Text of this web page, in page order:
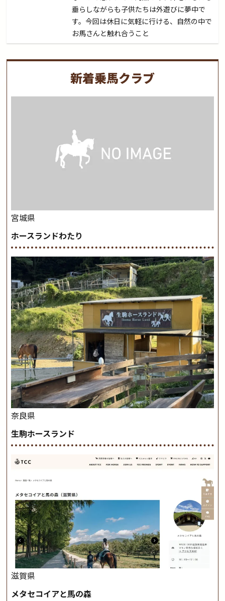
垂らしながらも子供たちは外遊びに夢中で
す。今回は休日に気軽に行ける、自然の中で
お馬さんと触れ合うこと
新着乗馬クラブ
宮城県
ホースランドわたり
奈良県
生駒ホースランド
滋賀県
メタセコイアと馬の森